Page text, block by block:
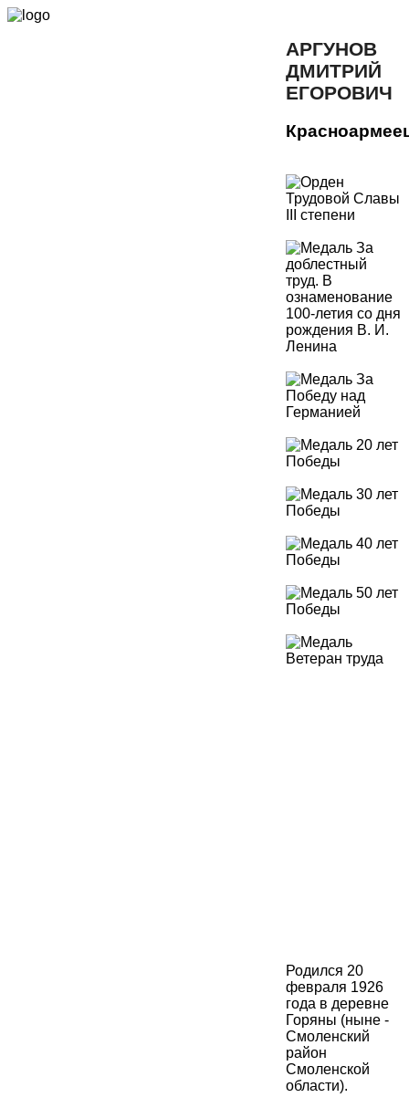
АРГУНОВ
ДМИТРИЙ
ЕГОРОВИЧ
Родился 20
февраля 1926
года в деревне
Горяны (ныне -
Смоленский
район
Смоленской
области).